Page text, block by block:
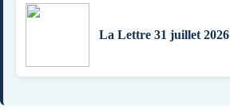
La Lettre 31 juillet 2026